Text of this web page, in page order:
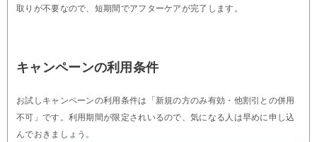
取りが不要なので、短期間でアフターケアが完了します。
キャンペーンの利用条件
お試しキャンペーンの利用条件は「新規の方のみ有効・他割引との併用
不可」です。利用期間が限定されいるので、気になる人は早めに申し込
んでおきましょう。